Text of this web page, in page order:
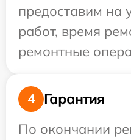
предоставим на
работ, время
ремонтные
4
Гарантия
По окончании